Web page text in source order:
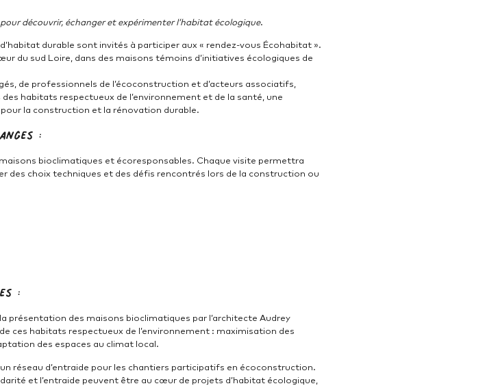
découvrir, échanger et expérimenter l’habitat écologique.
durable sont invités à participer aux « rendez-vous Écohabitat ».
du sud Loire, dans des maisons témoins d’initiatives écologiques de
de professionnels de l’écoconstruction et d’acteurs associatifs,
habitats respectueux de l’environnement et de la santé, une
la construction et la rénovation durable.
:
bioclimatiques et écoresponsables. Chaque visite permettra
des choix techniques et des défis rencontrés lors de la construction ou
:
présentation des maisons bioclimatiques par l’architecte Audrey
ces habitats respectueux de l’environnement : maximisation des
des espaces au climat local.
, un réseau d’entraide pour les chantiers participatifs en écoconstruction.
et l’entraide peuvent être au cœur de projets d’habitat écologique,